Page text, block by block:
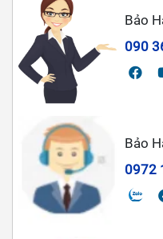
Bảo
090
Bảo
0972